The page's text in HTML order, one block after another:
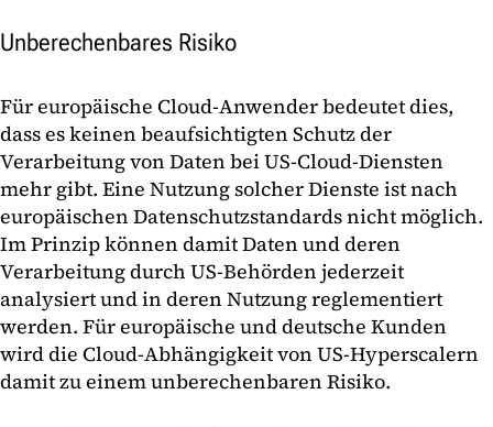
Unberechenbares Risiko
Für europäische Cloud-Anwender bedeutet dies,
dass es keinen beaufsichtigten Schutz der
Verarbeitung von Daten bei US-Cloud-Diensten
mehr gibt. Eine Nutzung solcher Dienste ist nach
europäischen Datenschutzstandards nicht möglich.
Im Prinzip können damit Daten und deren
Verarbeitung durch US-Behörden jederzeit
analysiert und in deren Nutzung reglementiert
werden. Für europäische und deutsche Kunden
wird die Cloud-Abhängigkeit von US-Hyperscalern
damit zu einem unberechenbaren Risiko.